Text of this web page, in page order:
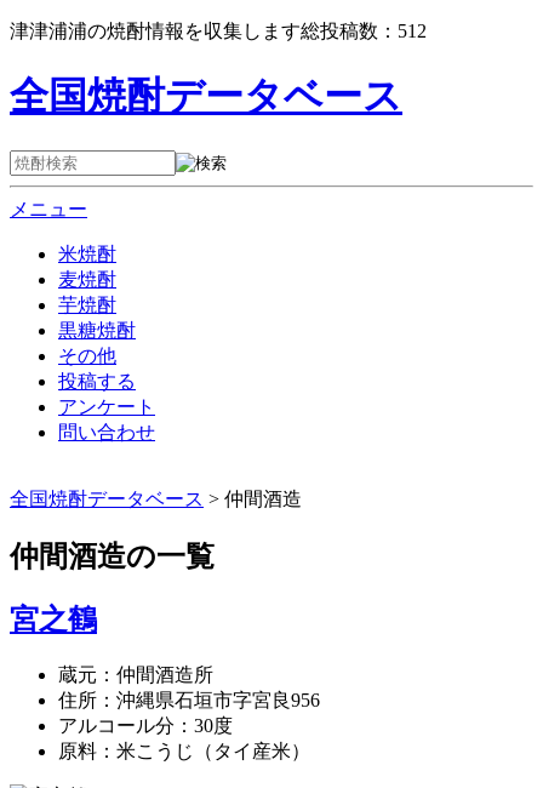
津津浦浦の焼酎情報を収集します総投稿数： 512
全国焼酎データベース
メニュー
米焼酎
麦焼酎
芋焼酎
黒糖焼酎
その他
投稿する
アンケート
問い合わせ
全国焼酎データベース > 仲間酒造
仲間酒造の一覧
宮之鶴
蔵元：仲間酒造所
住所：沖縄県石垣市字宮良956
アルコール分：30度
原料：米こうじ（タイ産米）